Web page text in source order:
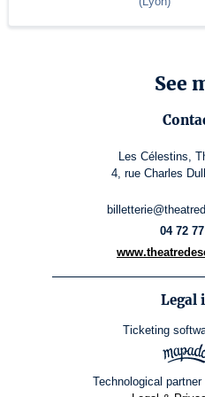
See
Les Célestins,
4, rue Charles
04 72
Legal
Ticketing
Technological